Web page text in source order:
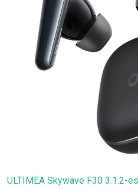
ULTIMEA Skywave F30 3.1.2-